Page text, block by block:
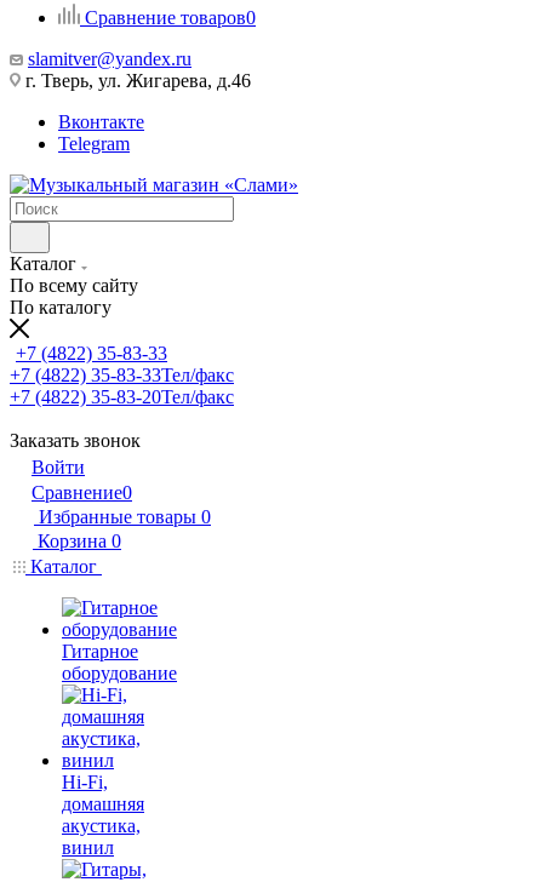
Сравнение товаров0
slamitver@yandex.ru
г. Тверь, ул. Жигарева, д.46
Вконтакте
Telegram
Каталог
По всему сайту
По каталогу
+7 (4822) 35-83-33
+7 (4822) 35-83-33Тел/факс
+7 (4822) 35-83-20Тел/факс
Заказать звонок
Войти
Сравнение0
Избранные товары 0
Корзина 0
Каталог
Гитарное
оборудование
Hi-Fi,
домашняя
акустика,
винил